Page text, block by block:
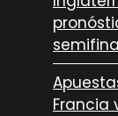
Francia